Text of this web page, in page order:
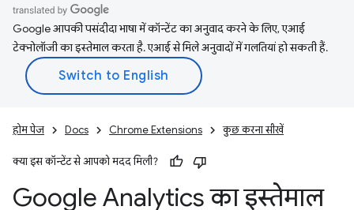
Google आपकी पसंदीदा भाषा में कॉन्टेंट का अनुवाद करने के लिए, एआई
टेक्नोलॉजी का इस्तेमाल करता है. एआई से मिले अनुवादों में गलतियां हो सकती हैं.
होम पेज Docs Chrome Extensions कुछ करना सीखें
क्या इस कॉन्टेंट से आपको मदद मिली?
Google Analytics का इस्तेमाल